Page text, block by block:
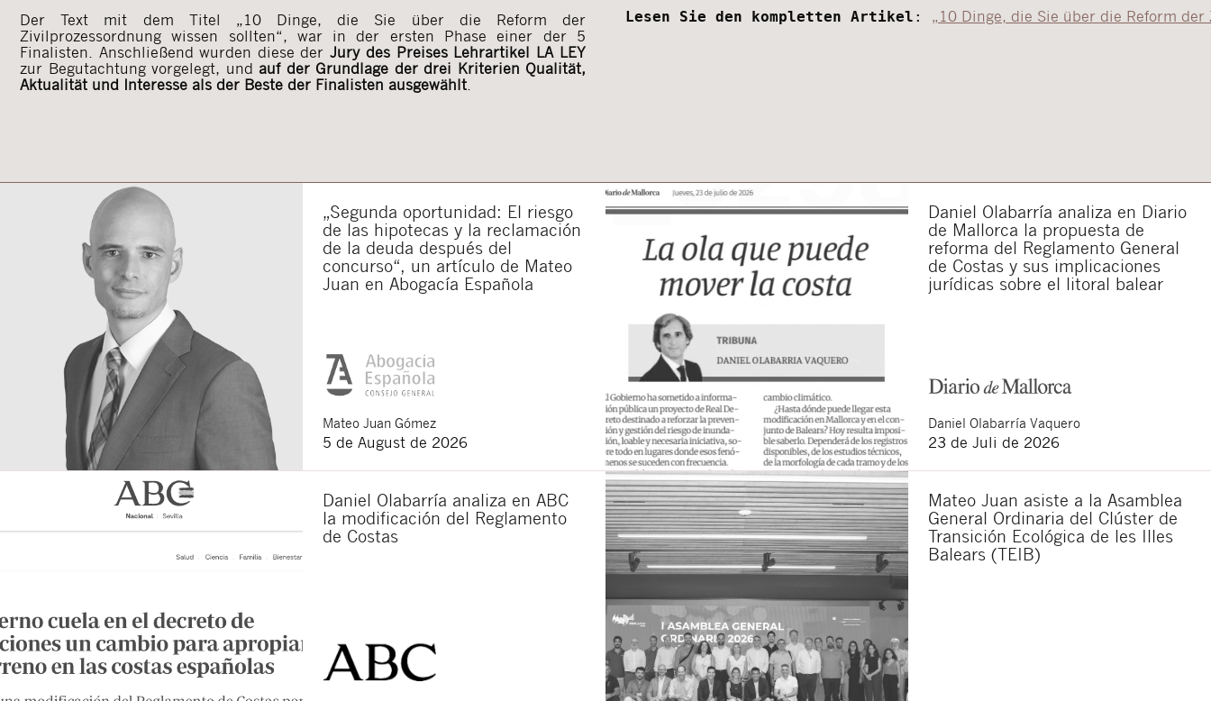
Der Text mit dem Titel „10 Dinge, die Sie über die Reform der
Zivilprozessordnung wissen sollten“, war in der ersten Phase einer der 5
Finalisten. Anschließend wurden diese der Jury des Preises Lehrartikel LA LEY
zur Begutachtung vorgelegt, und auf der Grundlage der drei Kriterien Qualität,
Aktualität und Interesse als der Beste der Finalisten ausgewählt
Lesen Sie den kompletten Artikel : „10 Dinge, die Sie über die Reform
„Segunda oportunidad: El riesgo
de las hipotecas y la reclamación
de la deuda después del
concurso“, un artículo de Mateo
Juan en Abogacía Española
Mateo Juan Gómez
5 de August de 2026
Daniel Olabarría analiza en Diario
de Mallorca la propuesta de
reforma del Reglamento General
de Costas y sus implicaciones
jurídicas sobre el litoral balear
Daniel Olabarría Vaquero
23 de Juli de 2026
Daniel Olabarría analiza en ABC
la modificación del Reglamento
de Costas
Mateo Juan asiste a la Asamblea
General Ordinaria del Clúster de
Transición Ecológica de les Illes
Balears (TEIB)